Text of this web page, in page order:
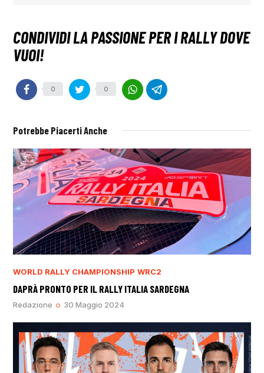
0 0
Potrebbe Piacerti Anche
WORLD RALLY CHAMPIONSHIP WRC2
DAPRÀ PRONTO PER IL RALLY ITALIA SARDEGNA
Redazione 30 Maggio 2024